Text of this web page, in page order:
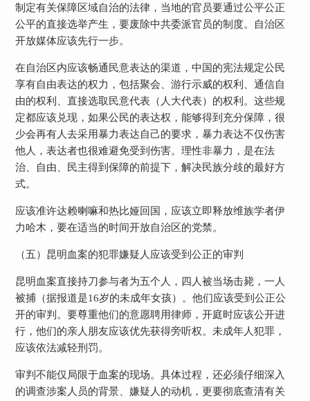
制定有关保障区域自治的法律，当地的官员要通过公平公正
公平的直接选举产生，要废除中共委派官员的制度。自治区
开放媒体应该先行一步。
在自治区内应该畅通民意表达的渠道，中国的宪法规定公民
享有自由表达的权力，包括聚会、游行示威的权利、通信自
由的权利、直接选取民意代表（人大代表）的权利。这些规
定都应该兑现，如果公民的表达权，能够得到充分保障，很
少会再有人去采用暴力表达自己的要求，暴力表达不仅伤害
他人，表达者也很难避免受到伤害。理性非暴力，是在法
治、自由、民主得到保障的前提下，解决民族分歧的最好方
式。
应该准许达赖喇嘛和热比娅回国，应该立即释放维族学者伊
力哈木，要在适当的时间开放自治区的党禁。
（五）昆明血案的犯罪嫌疑人应该受到公正的审判
昆明血案直接持刀参与者为五个人，四人被当场击毙，一人
被捕（据报道是16岁的未成年女孩）。他们应该受到公正公
开的审判。要尊重他们的意愿聘用律师，开庭时应该公开进
行，他们的亲人朋友应该优先获得旁听权。未成年人犯罪，
应该依法减轻刑罚。
审判不能仅局限于血案的现场。具体过程，还必须仔细深入
的调查涉案人员的背景、嫌疑人的动机，更要彻底查清有关